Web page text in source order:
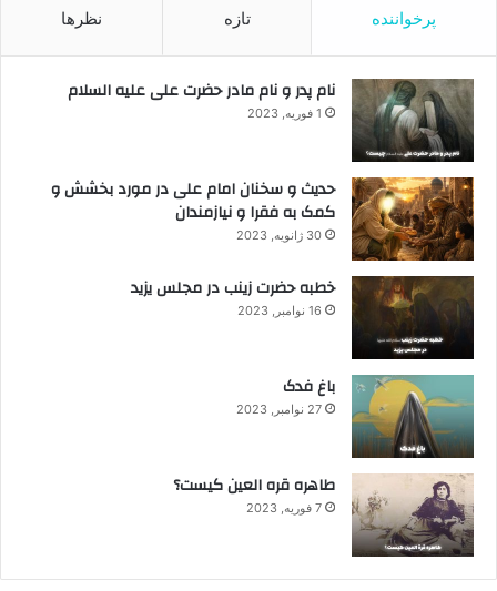
پرخواننده تازه نظرها
نام پدر و نام مادر حضرت علی علیه السلام
1 فوریه, 2023
حدیث و سخنان امام علی در مورد بخشش و
کمک به فقرا و نیازمندان
30 ژانویه, 2023
خطبه حضرت زینب در مجلس یزید
16 نوامبر, 2023
باغ فدک
27 نوامبر, 2023
طاهره قره العین کیست؟
7 فوریه, 2023